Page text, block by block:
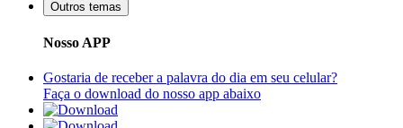
Outros temas
Nosso APP
Gostaria de receber a palavra do dia em seu celular?
Faça o download do nosso app abaixo